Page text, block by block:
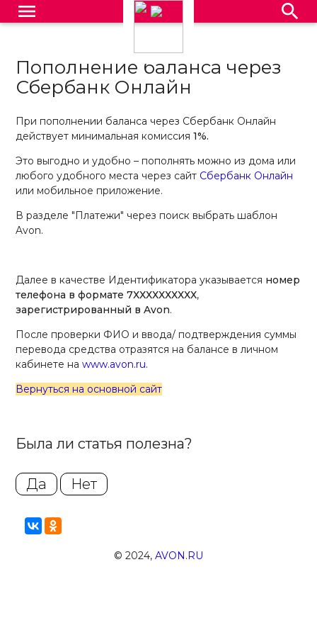
menu search
Пополнение баланса через
Сбербанк Онлайн
При пополнении баланса через Сбербанк Онлайн
действует минимальная комиссия1%.
Это выгодно и удобно – пополнять можно из дома или
любого удобного места через сайт Сбербанк Онлайн
или мобильное приложение.
В разделе "Платежи" через поиск выбрать шаблон
Avon.
Далее в качестве Идентификатора указывается номер
телефона в формате 7ХХХХХХХХХХ,
зарегистрированный в Avon.
После проверки ФИО и ввода/ подтверждения суммы
перевода средства отразятся на балансе в личном
кабинете наwww.avon.ru.
Вернуться на основной сайт
Была ли статья полезна?
Да Нет
© 2024, AVON.RU